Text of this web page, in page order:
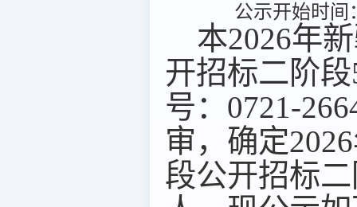
公示开始时间
本2026年
开招标二阶
号：0721-
审，确定
段公开招标